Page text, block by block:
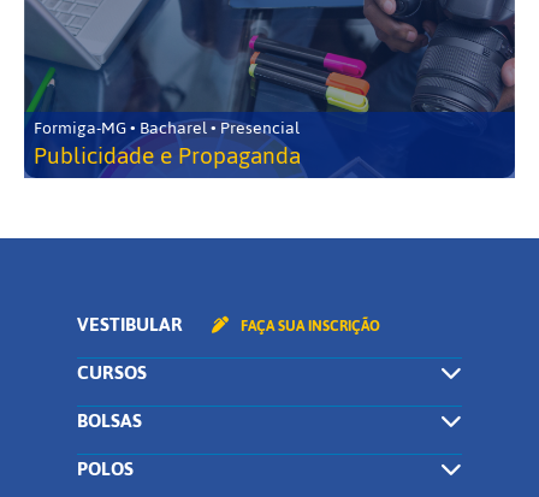
Formiga-MG • Bacharel • Presencial
Publicidade e Propaganda
VESTIBULAR FAÇA SUA INSCRIÇÃO
CURSOS
BOLSAS
POLOS